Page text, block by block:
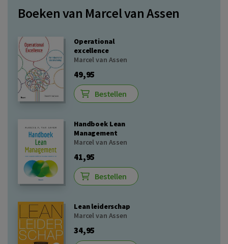
Boeken van Marcel van Assen
Operational
excellence
Marcel van Assen
49,95
Bestellen
Handboek Lean
Management
Marcel van Assen
41,95
Bestellen
Lean leiderschap
Marcel van Assen
34,95